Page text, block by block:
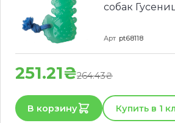
собак
Арт pt68118
251.21₴264.43₴
В корзину Купить в 1